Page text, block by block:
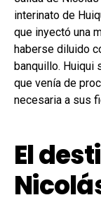
interinato de
que inyectó una
haberse diluido
banquillo. Huiqui
que venía de
necesaria a sus
El